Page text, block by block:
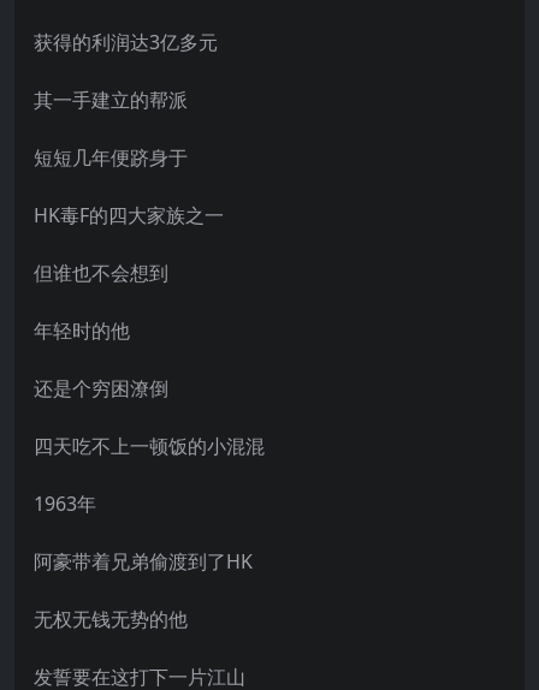
获得的利润达3亿多元
其一手建立的帮派
短短几年便跻身于
HK毒F的四大家族之一
但谁也不会想到
年轻时的他
还是个穷困潦倒
四天吃不上一顿饭的小混混
1963年
阿豪带着兄弟偷渡到了HK
无权无钱无势的他
发誓要在这打下一片江山